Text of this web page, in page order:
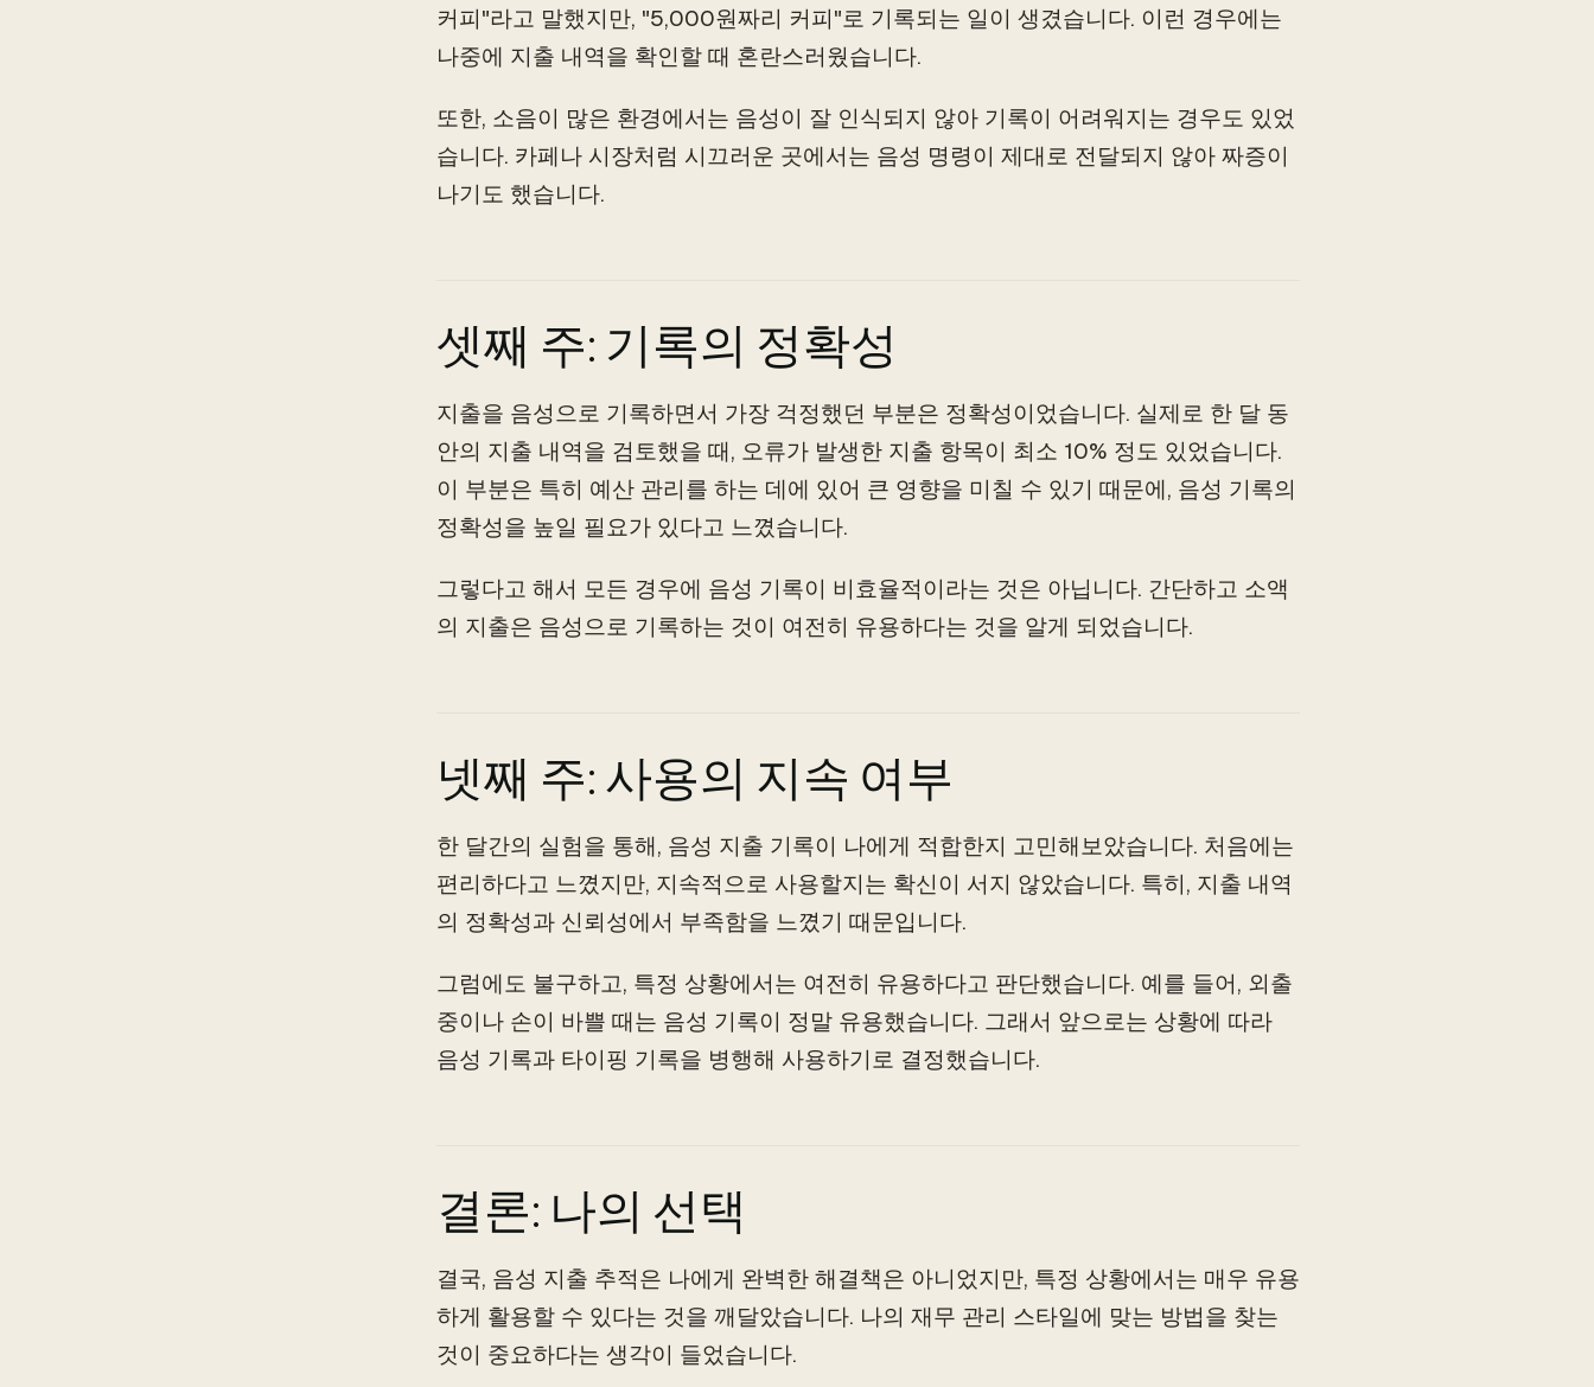
커피"라고 말했지만, "5,000원짜리 커피"로 기록되는 일이 생겼습니다. 이런 경우에는
나중에 지출 내역을 확인할 때 혼란스러웠습니다.
또한, 소음이 많은 환경에서는 음성이 잘 인식되지 않아 기록이 어려워지는 경우도 있었
습니다. 카페나 시장처럼 시끄러운 곳에서는 음성 명령이 제대로 전달되지 않아 짜증이
나기도 했습니다.
셋째 주: 기록의 정확성
지출을 음성으로 기록하면서 가장 걱정했던 부분은 정확성이었습니다. 실제로 한 달 동
안의 지출 내역을 검토했을 때, 오류가 발생한 지출 항목이 최소 10% 정도 있었습니다.
이 부분은 특히 예산 관리를 하는 데에 있어 큰 영향을 미칠 수 있기 때문에, 음성 기록의
정확성을 높일 필요가 있다고 느꼈습니다.
그렇다고 해서 모든 경우에 음성 기록이 비효율적이라는 것은 아닙니다. 간단하고 소액
의 지출은 음성으로 기록하는 것이 여전히 유용하다는 것을 알게 되었습니다.
넷째 주: 사용의 지속 여부
한 달간의 실험을 통해, 음성 지출 기록이 나에게 적합한지 고민해보았습니다. 처음에는
편리하다고 느꼈지만, 지속적으로 사용할지는 확신이 서지 않았습니다. 특히, 지출 내역
의 정확성과 신뢰성에서 부족함을 느꼈기 때문입니다.
그럼에도 불구하고, 특정 상황에서는 여전히 유용하다고 판단했습니다. 예를 들어, 외출
중이나 손이 바쁠 때는 음성 기록이 정말 유용했습니다. 그래서 앞으로는 상황에 따라
음성 기록과 타이핑 기록을 병행해 사용하기로 결정했습니다.
결론: 나의 선택
결국, 음성 지출 추적은 나에게 완벽한 해결책은 아니었지만, 특정 상황에서는 매우 유용
하게 활용할 수 있다는 것을 깨달았습니다. 나의 재무 관리 스타일에 맞는 방법을 찾는
것이 중요하다는 생각이 들었습니다.